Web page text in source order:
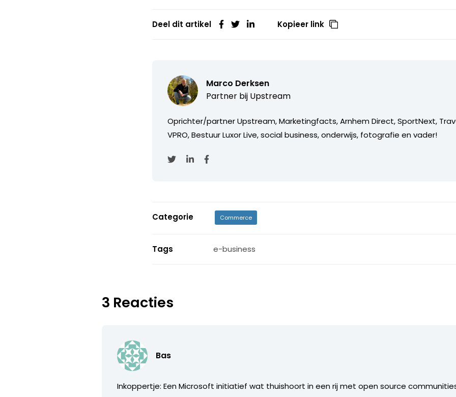
Deel dit artikel Kopieer link
Marco Derksen
Partner bij Upstream
Oprichter/partner Upstream, Marketingfacts, Arnhem Direct, SportNext,
VPRO, Bestuur Luxor Live, social business, onderwijs, fotografie en vader!
Categorie Commerce
Tags e-business
3 Reacties
Bas
Inkoppertje: Een Microsoft initiatief wat thuishoort in een rij met open source